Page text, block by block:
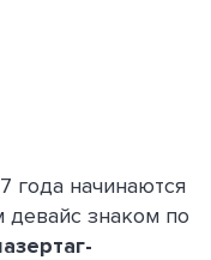
года начинаются
девайс знаком по